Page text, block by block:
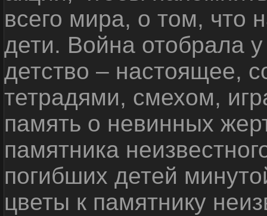
всего мира, о том, что
дети. Война отобрала
детство – настоящее,
тетрадями, смехом,
память о невинных
памятника
погибших детей
цветы к памятнику